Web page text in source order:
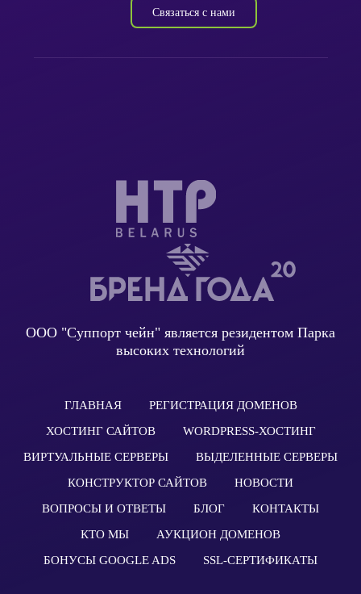
Связаться с нами
ООО "Суппорт чейн" является резидентом Парка
высоких технологий
ГЛАВНАЯ
РЕГИСТРАЦИЯ ДОМЕНОВ
ХОСТИНГ САЙТОВ
WORDPRESS-ХОСТИНГ
ВИРТУАЛЬНЫЕ СЕРВЕРЫ
ВЫДЕЛЕННЫЕ СЕРВЕРЫ
КОНСТРУКТОР САЙТОВ
НОВОСТИ
ВОПРОСЫ И ОТВЕТЫ
БЛОГ
КОНТАКТЫ
КТО МЫ
АУКЦИОН ДОМЕНОВ
БОНУСЫ GOOGLE ADS
SSL-СЕРТИФИКАТЫ